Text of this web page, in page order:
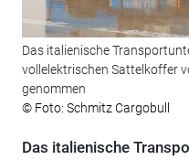
Das italienische
vollelektrischen Sattelkoffer
genommen
© Foto: Schmitz Cargobull
Das italienische